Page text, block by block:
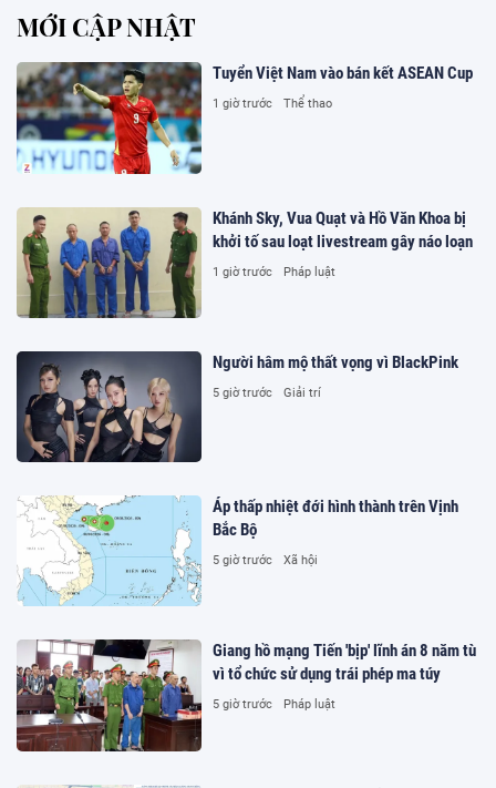
MỚI CẬP NHẬT
Tuyển Việt Nam vào bán kết ASEAN Cup
1 giờ trước Thể thao
Khánh Sky, Vua Quạt và Hồ Văn Khoa bị
khởi tố sau loạt livestream gây náo loạn
1 giờ trước Pháp luật
Người hâm mộ thất vọng vì BlackPink
5 giờ trước Giải trí
Áp thấp nhiệt đới hình thành trên Vịnh
Bắc Bộ
5 giờ trước Xã hội
Giang hồ mạng Tiến 'bịp' lĩnh án 8 năm tù
vì tổ chức sử dụng trái phép ma túy
5 giờ trước Pháp luật